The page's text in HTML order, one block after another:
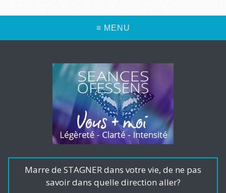
≡ MENU
Marre de STAGNER dans votre vie, de ne pas
savoir dans quelle direction aller?